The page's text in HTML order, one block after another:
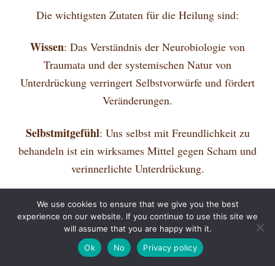
Die wichtigsten Zutaten für die Heilung sind:
Wissen: Das Verständnis der Neurobiologie von
Traumata und der systemischen Natur von
Unterdrückung verringert Selbstvorwürfe und fördert
Veränderungen.
Selbstmitgefühl: Uns selbst mit Freundlichkeit zu
behandeln ist ein wirksames Mittel gegen Scham und
verinnerlichte Unterdrückung.
Kulturelle Verbindung: Die Wiederverbindung mit
kulturellen Wurzeln, Bräuchen und der Gemeinschaft
gibt Kraft und ein Gefühl der Zugehörigkeit.
Back
We use cookies to ensure that we give you the best
experience on our website. If you continue to use this site we
will assume that you are happy with it.
Ok
No Privacy policy